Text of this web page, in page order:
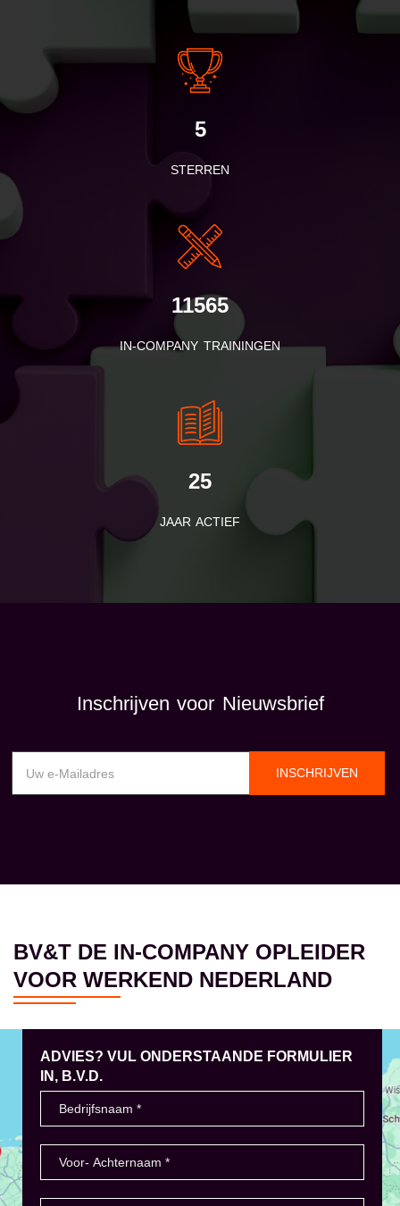
5
STERREN
11565
IN-COMPANY TRAININGEN
25
JAAR ACTIEF
Inschrijven voor Nieuwsbrief
INSCHRIJVEN
BV&T DE IN-COMPANY OPLEIDER
VOOR WERKEND NEDERLAND
ADVIES? VUL ONDERSTAANDE FORMULIER
IN, B.V.D.